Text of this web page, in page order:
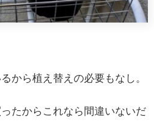
から植え替えの必要もなし。
たからこれなら間違いないだ